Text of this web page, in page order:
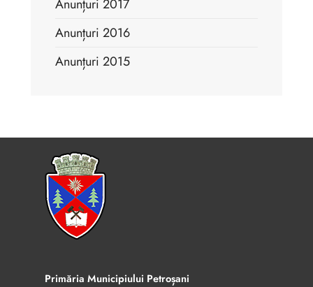
Anunțuri 2017
Anunțuri 2016
Anunțuri 2015
Primăria Municipiului Petroșani